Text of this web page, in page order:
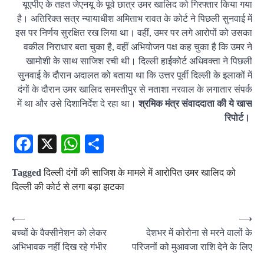
यूएपीए के तहत जेएनयू के पूर्व छात्र उमर खालिद को गिरफ्तार किया गया
है। अतिरिक्त सत्र न्यायाधीश अमिताभ रावत के कोर्ट ने पिछली सुनवाई में
इस पर निर्णय सुरक्षित रख लिया था। वहीं, उमर पर लगे आरोपों को उसका
वकील निराधार बता चुका है, वहीं अभियोजन पक्ष कह चुका है कि उमर ने
खामोशी के साथ साजिश रची थी। दिल्ली हाईकोर्ट अधिवक्ता ने पिछली
सुनवाई के दौरान अदालत को बताया था कि उत्तर पूर्वी दिल्ली के इलाकों में
दंगों के दौरान उमर खालिद समस्तीपुर से नताशा नरवाल के लगातार संपर्क
में था और उसे दिशानिर्देश दे रहा था। श्रमिक मंत्र संवाददाता की ये खास
रिपोर्ट।
Facebook
X WhatsApp
Taggedदिल्ली दंगों की साजिश के मामले में आरोपित उमर खालिद को
दिल्ली की कोर्ट से लगा बड़ा झटका
Post
navigation
⟵
बच्चों के वैक्सीनेशन को लेकर
अभिभावक नहीं दिख रहे गंभीर
देशभर में कोरोना से मरने वालों के
परिजनों को मुआवजा राशि देने के लिए
⟶